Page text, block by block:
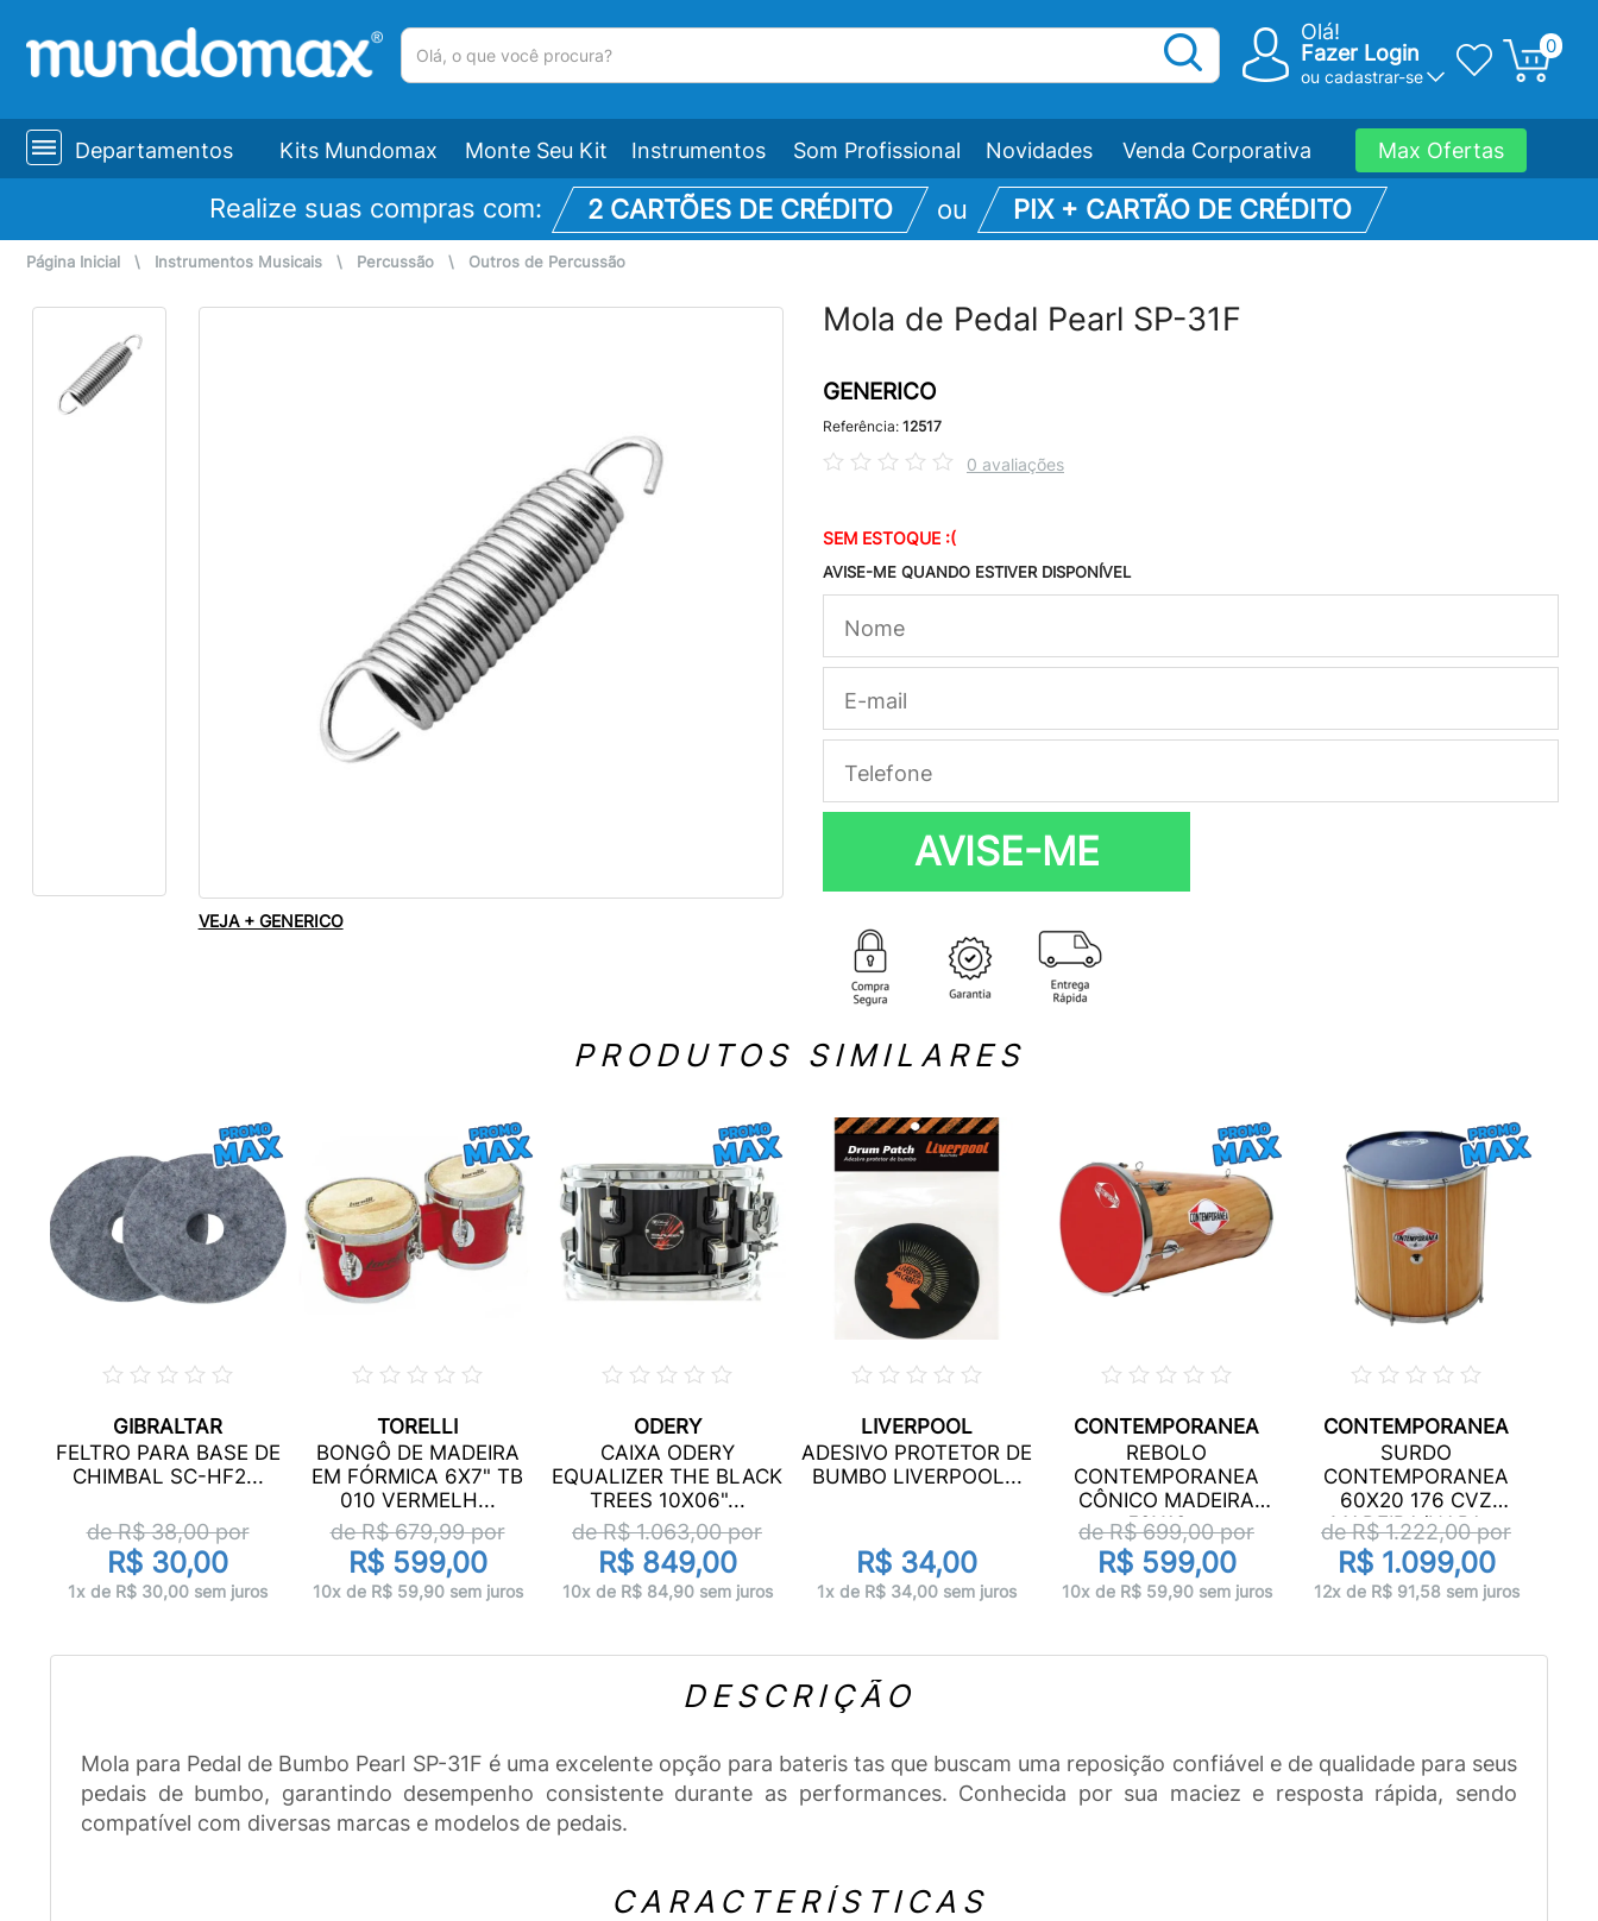
Olá!
Fazer Login
ou cadastrar-se
0
Departamentos Kits Mundomax Monte Seu Kit Instrumentos Som Profissional Novidades Venda Corporativa Max Ofertas
Realize suas compras com: 2 CARTÕES DE CRÉDITO ou PIX + CARTÃO DE CRÉDITO
Página Inicial \ Instrumentos Musicais \ Percussão \ Outros de Percussão
VEJA + GENERICO
Mola de Pedal Pearl SP-31F
GENERICO
Referência: 12517
0 avaliações
SEM ESTOQUE :(
AVISE-ME QUANDO ESTIVER DISPONÍVEL
AVISE-ME
PRODUTOS SIMILARES
GIBRALTAR
FELTRO PARA BASE DE
CHIMBAL SC-HF2...
de R$38,00por
R$ 30,00
1x de R$ 30,00 sem juros
TORELLI
BONGÔ DE MADEIRA
EM FÓRMICA 6X7" TB
010 VERMELH...
de R$679,99por
R$ 599,00
10x de R$ 59,90 sem juros
ODERY
CAIXA ODERY
EQUALIZER THE BLACK
TREES 10X06"...
de R$1.063,00por
R$ 849,00
10x de R$ 84,90 sem juros
LIVERPOOL
ADESIVO PROTETOR DE
BUMBO LIVERPOOL...
R$ 34,00
1x de R$ 34,00 sem juros
CONTEMPORANEA
REBOLO
CONTEMPORANEA
CÔNICO MADEIRA
50X10...
de R$699,00por
R$ 599,00
10x de R$ 59,90 sem juros
CONTEMPORANEA
SURDO
CONTEMPORANEA
60X20 176 CVZ
MADEIRA/NAPA...
de R$1.222,00por
R$ 1.099,00
12x de R$ 91,58 sem juros
DESCRIÇÃO
Mola para Pedal de Bumbo Pearl SP-31F é uma excelente opção para bateris tas que buscam uma reposição confiável e de qualidade para seus
pedais de bumbo, garantindo desempenho consistente durante as performances. Conhecida por sua maciez e resposta rápida, sendo
compatível com diversas marcas e modelos de pedais.
CARACTERÍSTICAS